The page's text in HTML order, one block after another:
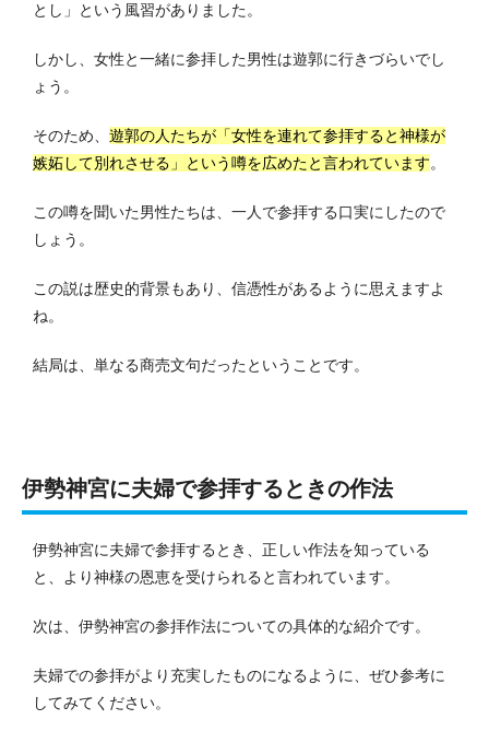
とし」という風習がありました。
しかし、女性と一緒に参拝した男性は遊郭に行きづらいでし
ょう。
そのため、 遊郭の人たちが「女性を連れて参拝すると神様が
嫉妬して別れさせる」という噂を広めたと言われています。
この噂を聞いた男性たちは、一人で参拝する口実にしたので
しょう。
この説は歴史的背景もあり、信憑性があるように思えますよ
ね。
結局は、単なる商売文句だったということです。
伊勢神宮に夫婦で参拝するときの作法
伊勢神宮に夫婦で参拝するとき、正しい作法を知っている
と、より神様の恩恵を受けられると言われています。
次は、伊勢神宮の参拝作法についての具体的な紹介です。
夫婦での参拝がより充実したものになるように、ぜひ参考に
してみてください。